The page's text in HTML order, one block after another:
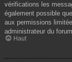
vérifications les
également possible
aux permissions
administrateur du
Haut